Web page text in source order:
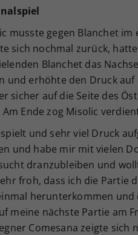
musste gegen Blanchet
sich nochmal zurück,
Blanchet das
und erhöhte den Druck
sicher auf die Seite des
Ende zog Misolic
und sehr viel Druck
und habe mir mit vielen
dranzubleiben und
froh, dass ich die Partie
herunterkommen und
meine nächste Partie am
Comesana zeigte sich